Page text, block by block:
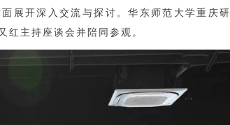
展开深入交流与探讨。华东师范大学重庆研
红主持座谈会并陪同参观。